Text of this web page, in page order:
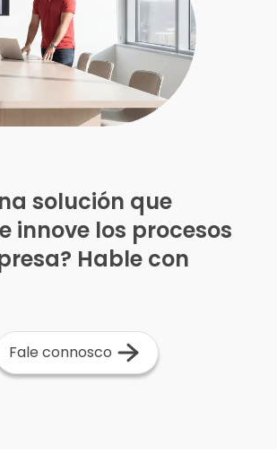
solución que
innove los procesos
Hable con
Fale connosco